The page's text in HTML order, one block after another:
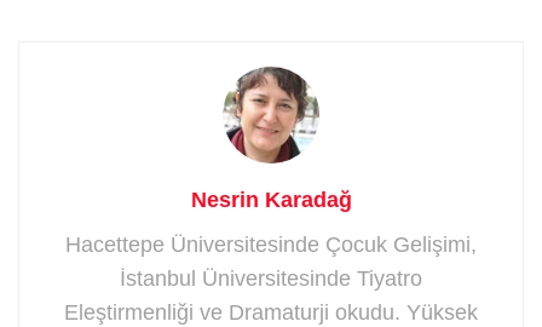
Nesrin Karadağ
Hacettepe Üniversitesinde Çocuk Gelişimi,
İstanbul Üniversitesinde Tiyatro
Eleştirmenliği ve Dramaturji okudu. Yüksek